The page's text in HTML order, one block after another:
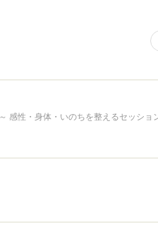
感性・身体・いのちを整えるセッショ